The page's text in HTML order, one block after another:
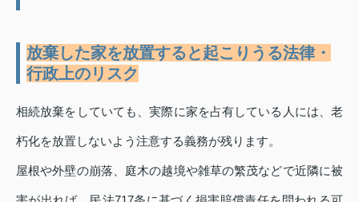
放棄した家を放置すると起こりうる法律・
行政上のリスク
相続放棄をしていても、実際に家を占有している人には、老
朽化を放置しないよう注意する義務が残ります。
屋根や外壁の崩落、庭木の越境や雑草の繁茂などで近隣に被